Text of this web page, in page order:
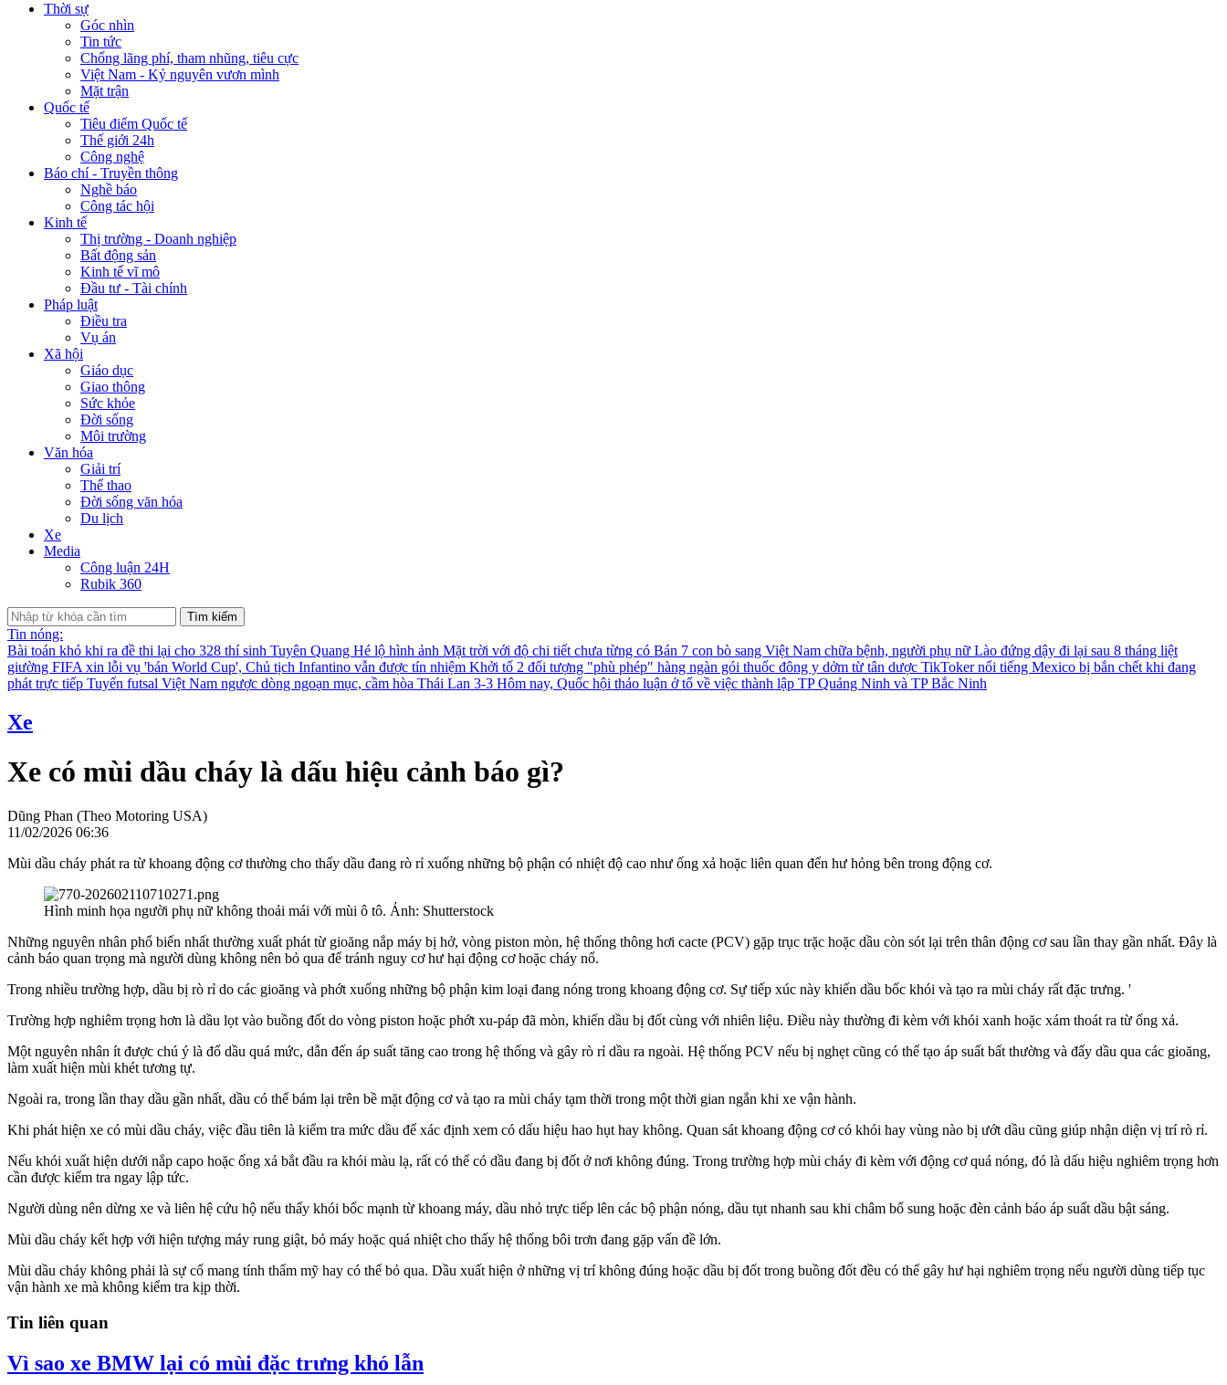
Thời sự
Góc nhìn
Tin tức
Chống lãng phí, tham nhũng, tiêu cực
Việt Nam - Kỷ nguyên vươn mình
Mặt trận
Quốc tế
Tiêu điểm Quốc tế
Thế giới 24h
Công nghệ
Báo chí - Truyền thông
Nghề báo
Công tác hội
Kinh tế
Thị trường - Doanh nghiệp
Bất động sản
Kinh tế vĩ mô
Đầu tư - Tài chính
Pháp luật
Điều tra
Vụ án
Xã hội
Giáo dục
Giao thông
Sức khỏe
Đời sống
Môi trường
Văn hóa
Giải trí
Thể thao
Đời sống văn hóa
Du lịch
Xe
Media
Công luận 24H
Rubik 360
Tìm kiếm
Tin nóng:
Bài toán khó khi ra đề thi lại cho 328 thí sinh Tuyên Quang Hé lộ hình ảnh Mặt trời với độ chi tiết chưa từng có Bán 7 con bò sang Việt Nam chữa bệnh, người phụ nữ Lào đứng dậy đi lại sau 8 tháng liệt
giường FIFA xin lỗi vụ 'bán World Cup', Chủ tịch Infantino vẫn được tín nhiệm Khởi tố 2 đối tượng "phù phép" hàng ngàn gói thuốc đông y dởm từ tân dược TikToker nổi tiếng Mexico bị bắn chết khi đang
phát trực tiếp Tuyển futsal Việt Nam ngược dòng ngoạn mục, cầm hòa Thái Lan 3-3 Hôm nay, Quốc hội thảo luận ở tổ về việc thành lập TP Quảng Ninh và TP Bắc Ninh
Xe
Xe có mùi dầu cháy là dấu hiệu cảnh báo gì?
Dũng Phan (Theo Motoring USA)
11/02/2026 06:36
Mùi dầu cháy phát ra từ khoang động cơ thường cho thấy dầu đang rò rỉ xuống những bộ phận có nhiệt độ cao như ống xả hoặc liên quan đến hư hỏng bên trong động cơ.
Hình minh họa người phụ nữ không thoải mái với mùi ô tô. Ảnh: Shutterstock
Những nguyên nhân phổ biến nhất thường xuất phát từ gioăng nắp máy bị hở, vòng piston mòn, hệ thống thông hơi cacte (PCV) gặp trục trặc hoặc dầu còn sót lại trên thân động cơ sau lần thay gần nhất. Đây là
cảnh báo quan trọng mà người dùng không nên bỏ qua để tránh nguy cơ hư hại động cơ hoặc cháy nổ.
Trong nhiều trường hợp, dầu bị rò rỉ do các gioăng và phớt xuống những bộ phận kim loại đang nóng trong khoang động cơ. Sự tiếp xúc này khiến dầu bốc khói và tạo ra mùi cháy rất đặc trưng. '
Trường hợp nghiêm trọng hơn là dầu lọt vào buồng đốt do vòng piston hoặc phớt xu-páp đã mòn, khiến dầu bị đốt cùng với nhiên liệu. Điều này thường đi kèm với khói xanh hoặc xám thoát ra từ ống xả.
Một nguyên nhân ít được chú ý là đổ dầu quá mức, dẫn đến áp suất tăng cao trong hệ thống và gây rò rỉ dầu ra ngoài. Hệ thống PCV nếu bị nghẹt cũng có thể tạo áp suất bất thường và đẩy dầu qua các gioăng,
làm xuất hiện mùi khét tương tự.
Ngoài ra, trong lần thay dầu gần nhất, dầu có thể bám lại trên bề mặt động cơ và tạo ra mùi cháy tạm thời trong một thời gian ngắn khi xe vận hành.
Khi phát hiện xe có mùi dầu cháy, việc đầu tiên là kiểm tra mức dầu để xác định xem có dấu hiệu hao hụt hay không. Quan sát khoang động cơ có khói hay vùng nào bị ướt dầu cũng giúp nhận diện vị trí rò rỉ.
Nếu khói xuất hiện dưới nắp capo hoặc ống xả bắt đầu ra khói màu lạ, rất có thể có dầu đang bị đốt ở nơi không đúng. Trong trường hợp mùi cháy đi kèm với động cơ quá nóng, đó là dấu hiệu nghiêm trọng hơn
cần được kiểm tra ngay lập tức.
Người dùng nên dừng xe và liên hệ cứu hộ nếu thấy khói bốc mạnh từ khoang máy, dầu nhỏ trực tiếp lên các bộ phận nóng, dầu tụt nhanh sau khi châm bổ sung hoặc đèn cảnh báo áp suất dầu bật sáng.
Mùi dầu cháy kết hợp với hiện tượng máy rung giật, bỏ máy hoặc quá nhiệt cho thấy hệ thống bôi trơn đang gặp vấn đề lớn.
Mùi dầu cháy không phải là sự cố mang tính thẩm mỹ hay có thể bỏ qua. Dầu xuất hiện ở những vị trí không đúng hoặc dầu bị đốt trong buồng đốt đều có thể gây hư hại nghiêm trọng nếu người dùng tiếp tục
vận hành xe mà không kiểm tra kịp thời.
Tin liên quan
Vì sao xe BMW lại có mùi đặc trưng khó lẫn